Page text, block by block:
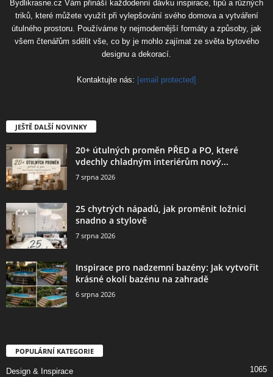
Bydlikrasne.cz Vám přináší každodenní dávku inspirace, tipů a různých
triků, které můžete využít při vylepšování svého domova a vytváření
útulného prostoru. Používáme ty nejmodernější formáty a způsoby, jak
všem čtenářům sdělit vše, co by je mohlo zajímat ze světa bytového
designu a dekorací.
Kontaktujte nás: [email protected]
JEŠTĚ DALŠÍ NOVINKY
20+ útulných proměn PŘED a PO, které
vdechly chladným interiérům nový...
7 srpna 2026
25 chytrých nápadů, jak proměnit ložnici
snadno a stylově
7 srpna 2026
Inspirace pro nadzemní bazény: Jak vytvořit
krásné okolí bazénu na zahradě
6 srpna 2026
POPULÁRNÍ KATEGORIE
Design & Inspirace 1065